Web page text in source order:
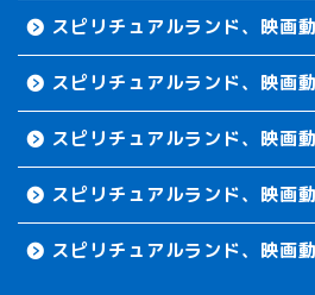
スピリチュアルランド、映画
スピリチュアルランド、映画
スピリチュアルランド、映画
スピリチュアルランド、映画
スピリチュアルランド、映画